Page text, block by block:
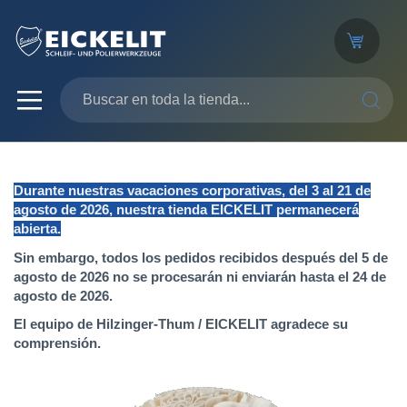
Durante nuestras vacaciones corporativas, del 3 al 21 de
agosto de 2026, nuestra tienda EICKELIT permanecerá
abierta.
Sin embargo, todos los pedidos recibidos después del 5 de
agosto de 2026 no se procesarán ni enviarán hasta el 24 de
agosto de 2026.
El equipo de Hilzinger-Thum / EICKELIT agradece su
comprensión.